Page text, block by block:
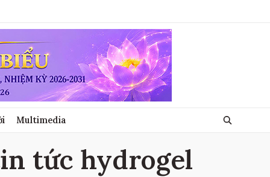
Multimedia
tức hydrogel